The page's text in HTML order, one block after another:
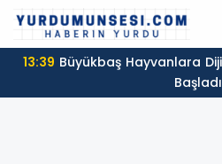
13:39
Başladı